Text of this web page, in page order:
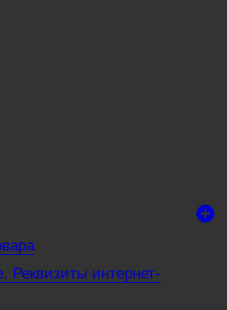
Реквизиты интернет-